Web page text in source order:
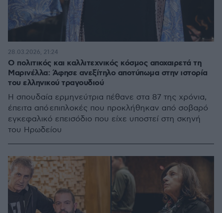
Ο πολιτικός και καλλιτεχνικός κόσμος αποχαιρετά τη
Μαρινέλλα: Άφησε ανεξίτηλο αποτύπωμα στην ιστορία
του ελληνικού τραγουδιού
Η σπουδαία ερμηνεύτρια πέθανε στα 87 της χρόνια,
έπειτα από επιπλοκές που προκλήθηκαν από σοβαρό
εγκεφαλικό επεισόδιο που είχε υποστεί στη σκηνή
του Ηρωδείου
28.03.2026, 21:24